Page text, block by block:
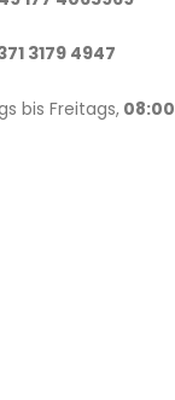
3179 4947
bis Freitags,